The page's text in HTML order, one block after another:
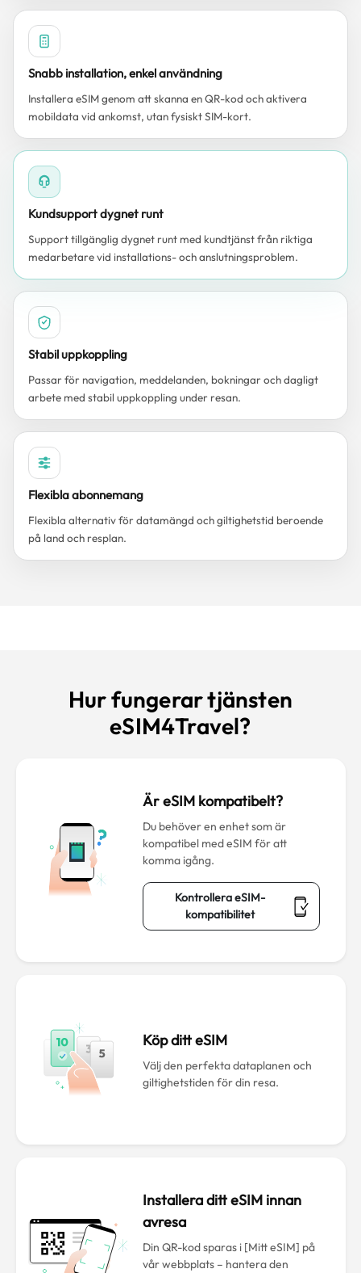
Snabb installation, enkel användning
Installera eSIM genom att skanna en QR-kod och aktivera
mobildata vid ankomst, utan fysiskt SIM-kort.
Kundsupport dygnet runt
Support tillgänglig dygnet runt med kundtjänst från riktiga
medarbetare vid installations- och anslutningsproblem.
Stabil uppkoppling
Passar för navigation, meddelanden, bokningar och dagligt
arbete med stabil uppkoppling under resan.
Flexibla abonnemang
Flexibla alternativ för datamängd och giltighetstid beroende
på land och resplan.
Hur fungerar tjänsten
eSIM4Travel?
Är eSIM kompatibelt?
Du behöver en enhet som är
kompatibel med eSIM för att
komma igång.
Kontrollera eSIM-
kompatibilitet
Köp ditt eSIM
Välj den perfekta dataplanen och
giltighetstiden för din resa.
Installera ditt eSIM innan
avresa
Din QR-kod sparas i [Mitt eSIM] på
vår webbplats – hantera den